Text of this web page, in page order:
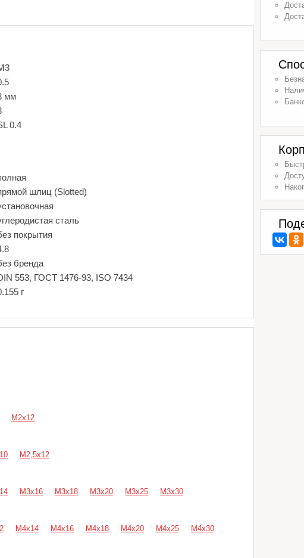
мм
0.4
шлиц (Slotted)
сталь
покрытия
бренда
553, ГОСТ 1476-93, ISO 7434
г
М2х12
М2,5х12
М3х16 М3х18 М3х20 М3х25 М3х30
М4х14 М4х16 М4х18 М4х20 М4х25 М4х30